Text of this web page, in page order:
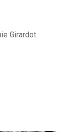
Girardot.